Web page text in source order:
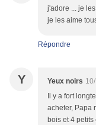
j'adore ... je
je les aime
Répondre
Y Yeux noirs
Il y a fort
acheter, Papa
bois et 4